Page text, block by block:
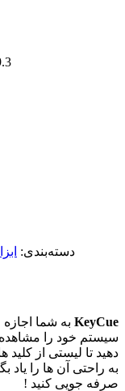
دسته‌بندی:
KeyCue به شما اجازه
سیستم خود را مشاهده
دهید تا لیستی از کلید
به راحتی آن ها را یاد
صرفه جویی کنید !